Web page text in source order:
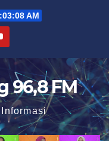
AM
96,8 FM